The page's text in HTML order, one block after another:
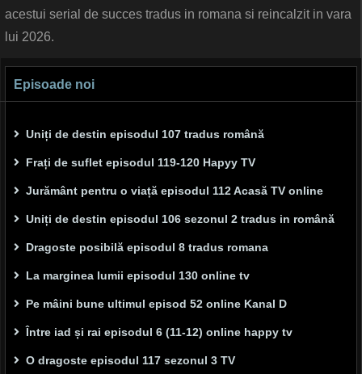
acestui serial de succes tradus in romana si reincalzit in vara
lui 2026.
Episoade noi
Uniți de destin episodul 107 tradus română
Frați de suflet episodul 119-120 Hapyy TV
Jurământ pentru o viață episodul 112 Acasă TV online
Uniți de destin episodul 106 sezonul 2 tradus in română
Dragoste posibilă episodul 8 tradus romana
La marginea lumii episodul 130 online tv
Pe mâini bune ultimul episod 52 online Kanal D
Între iad și rai episodul 6 (11-12) online happy tv
O dragoste episodul 117 sezonul 3 TV